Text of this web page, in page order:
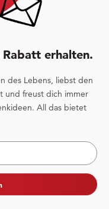
erhalten.
des Lebens, liebst den
und freust dich immer
All das bietet